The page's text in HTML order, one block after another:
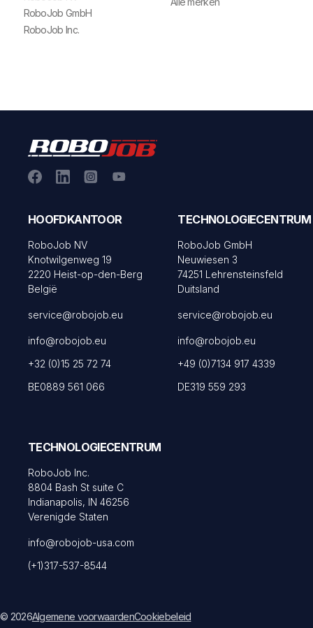
RoboJob GmbH
RoboJob Inc.
HOOFDKANTOOR
RoboJob NV
Knotwilgenweg 19
2220 Heist-op-den-Berg
België
service@robojob.eu
info@robojob.eu
+32 (0)15 25 72 74
BE0889 561 066
TECHNOLOGIECENTRUM
RoboJob GmbH
Neuwiesen 3
74251 Lehrensteinsfeld
Duitsland
service@robojob.eu
info@robojob.eu
+49 (0)7134 917 4339
DE319 559 293
TECHNOLOGIECENTRUM
RoboJob Inc.
8804 Bash St suite C
Indianapolis, IN 46256
Verenigde Staten
info@robojob-usa.com
(+1)317-537-8544
© 2026Algemene voorwaardenCookiebeleid